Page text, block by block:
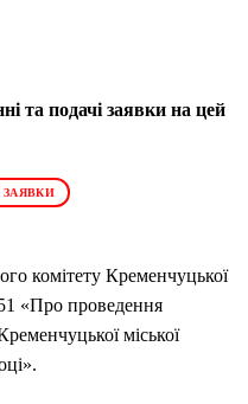
та подачі заявки на цей
комітету Кременчуцької
«Про проведення
міської